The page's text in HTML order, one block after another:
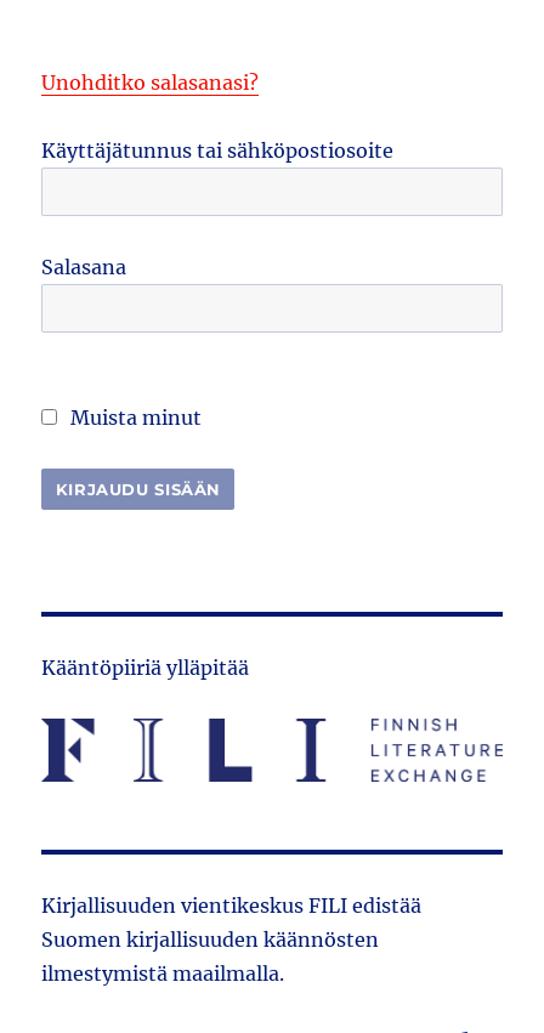
Unohditko salasanasi?
Käyttäjätunnus tai sähköpostiosoite
Salasana
Muista minut
Kääntöpiiriä ylläpitää
Kirjallisuuden vientikeskus FILI edistää
Suomen kirjallisuuden käännösten
ilmestymistä maailmalla.